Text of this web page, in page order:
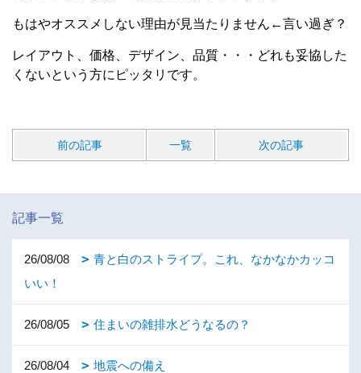
もはやオススメしない理由が見当たりません←言い過ぎ？
レイアウト、価格、デザイン、品質・・・どれも妥協した
くないという方にピッタリです。
前の記事 一覧 次の記事
記事一覧
26/08/08
青と白のストライプ。これ、なかなかカッコ
いい！
26/08/05 住まいの雑排水どうなるの？
26/08/04 地震への備え